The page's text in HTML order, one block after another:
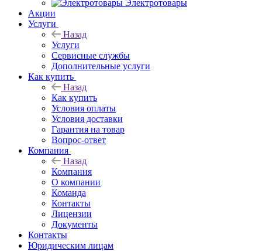
Электротовары
Акции
Услуги
Назад
Услуги
Сервисные службы
Дополнительные услуги
Как купить
Назад
Как купить
Условия оплаты
Условия доставки
Гарантия на товар
Вопрос-ответ
Компания
Назад
Компания
О компании
Команда
Контакты
Лицензии
Документы
Контакты
Юридическим лицам